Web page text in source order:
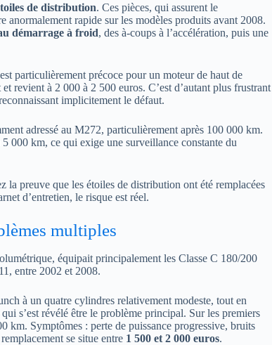
de distribution. Ces pièces, qui assurent le
anormalement rapide sur les modèles produits avant 2008.
démarrage à froid, des à-coups à l’accélération, puis une
particulièrement précoce pour un moteur de haut de
revient à 2 000 à 2 500 euros. C’est d’autant plus frustrant
implicitement le défaut.
adressé au M272, particulièrement après 100 000 km.
000 km, ce qui exige une surveillance constante du
preuve que les étoiles de distribution ont été remplacées
d’entretien, le risque est réel.
multiples
équipait principalement les Classe C 180/200
entre 2002 et 2008.
à un quatre cylindres relativement modeste, tout en
qui s’est révélé être le problème principal. Sur les premiers
km. Symptômes : perte de puissance progressive, bruits
se situe entre 1 500 et 2 000 euros.